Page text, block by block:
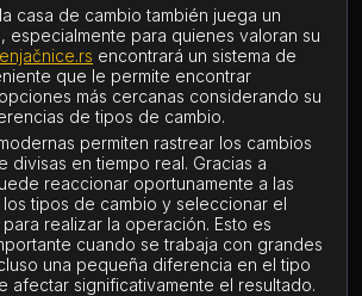
casa de cambio también juega un
especialmente para quienes valoran su
encontrará un sistema de
que le permite encontrar
más cercanas considerando su
de tipos de cambio.
permiten rastrear los cambios
divisas en tiempo real. Gracias a
reaccionar oportunamente a las
tipos de cambio y seleccionar el
realizar la operación. Esto es
cuando se trabaja con grandes
una pequeña diferencia en el tipo
afectar significativamente el resultado.